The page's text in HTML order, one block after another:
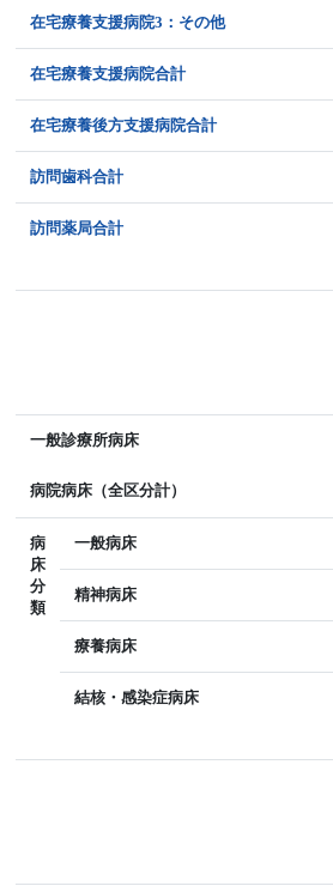
在宅療養支援病院3：その他
在宅療養支援病院合計
在宅療養後方支援病院合計
訪問歯科合計
訪問薬局合計
一般診療所病床
病院病床（全区分計）
病
床
分
類
一般病床
精神病床
療養病床
結核・感染症病床